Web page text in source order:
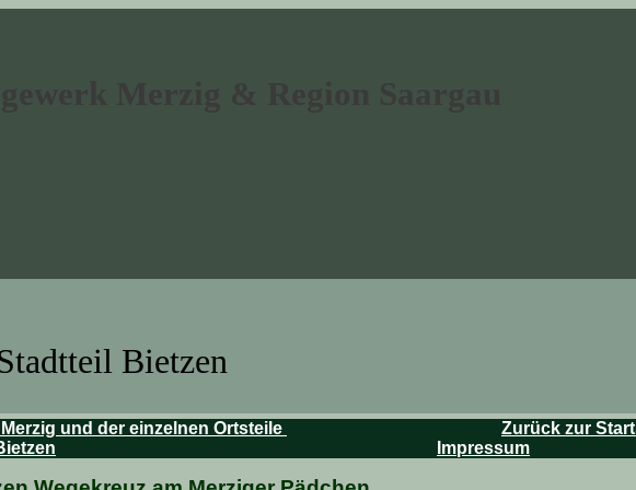
Bietzen
und der einzelnen Ortsteile
Zurück zur
Impressum